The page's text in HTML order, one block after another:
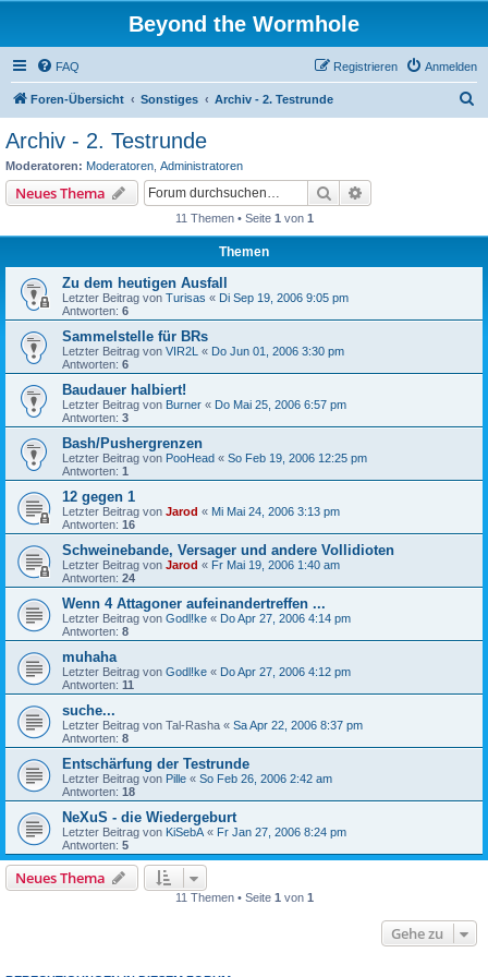
Beyond the Wormhole
FAQ Anmelden
Registrieren
Foren-Übersicht Sonstiges Archiv - 2. Testrunde
Archiv - 2. Testrunde
Moderatoren: Moderatoren Administratoren
Neues Thema Suche
11 Themen • Seite 1 von 1
Themen
Zu dem heutigen Ausfall
Letzter Beitrag von Turisas « Di Sep 19, 2006 9:05 pm
Antworten: 6
Sammelstelle für BRs
Letzter Beitrag von VIR2L « Do Jun 01, 2006 3:30 pm
Antworten: 6
Baudauer halbiert!
Letzter Beitrag von Burner « Do Mai 25, 2006 6:57 pm
Antworten: 3
Bash/Pushergrenzen
Letzter Beitrag von PooHead « So Feb 19, 2006 12:25 pm
Antworten: 1
12 gegen 1
Letzter Beitrag von Jarod « Mi Mai 24, 2006 3:13 pm
Antworten: 16
Schweinebande, Versager und andere Vollidioten
Letzter Beitrag von Jarod « Fr Mai 19, 2006 1:40 am
Antworten: 24
Wenn 4 Attagoner aufeinandertreffen ...
Letzter Beitrag von Godl!ke « Do Apr 27, 2006 4:14 pm
Antworten: 8
muhaha
Letzter Beitrag von Godl!ke « Do Apr 27, 2006 4:12 pm
Antworten: 11
suche...
Letzter Beitrag von Tal-Rasha « Sa Apr 22, 2006 8:37 pm
Antworten: 8
Entschärfung der Testrunde
Letzter Beitrag von Pille « So Feb 26, 2006 2:42 am
Antworten: 18
NeXuS - die Wiedergeburt
Letzter Beitrag von KiSebA « Fr Jan 27, 2006 8:24 pm
Antworten: 5
Neues Thema
11 Themen • Seite 1 von 1
Gehe zu